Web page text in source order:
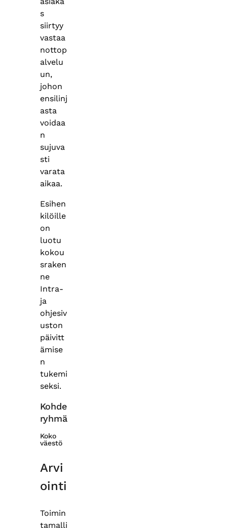
s
siirtyy
vastaa
nottop
alvelu
un,
johon
ensilinj
asta
voidaa
n
sujuva
sti
varata
aikaa.
Esihen
kilöille
on
luotu
kokou
sraken
ne
Intra-
ja
ohjesiv
uston
päivitt
ämise
n
tukemi
seksi.
Kohde
ryhmä
Koko
väestö
Arvi
ointi
Toimin
tamalli